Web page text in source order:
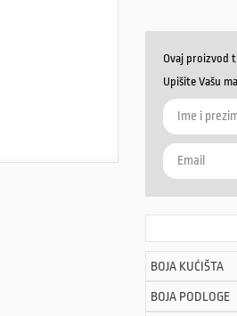
Ovaj proizvod
Upišite Vašu
BOJA KUĆIŠTA
BOJA PODLOGE